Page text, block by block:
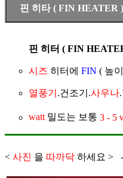
핀 히타 ( FIN HEATER )
핀 히터 ( FIN
시즈 히터에 FIN ( 높
열풍기 .건조기.사우나
watt밀도는 보통 3 - 5
< 사진 을 따까닥 하세요 >